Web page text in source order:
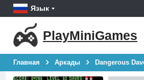
Язык
PlayMiniGames
Главная Аркады Dangerous